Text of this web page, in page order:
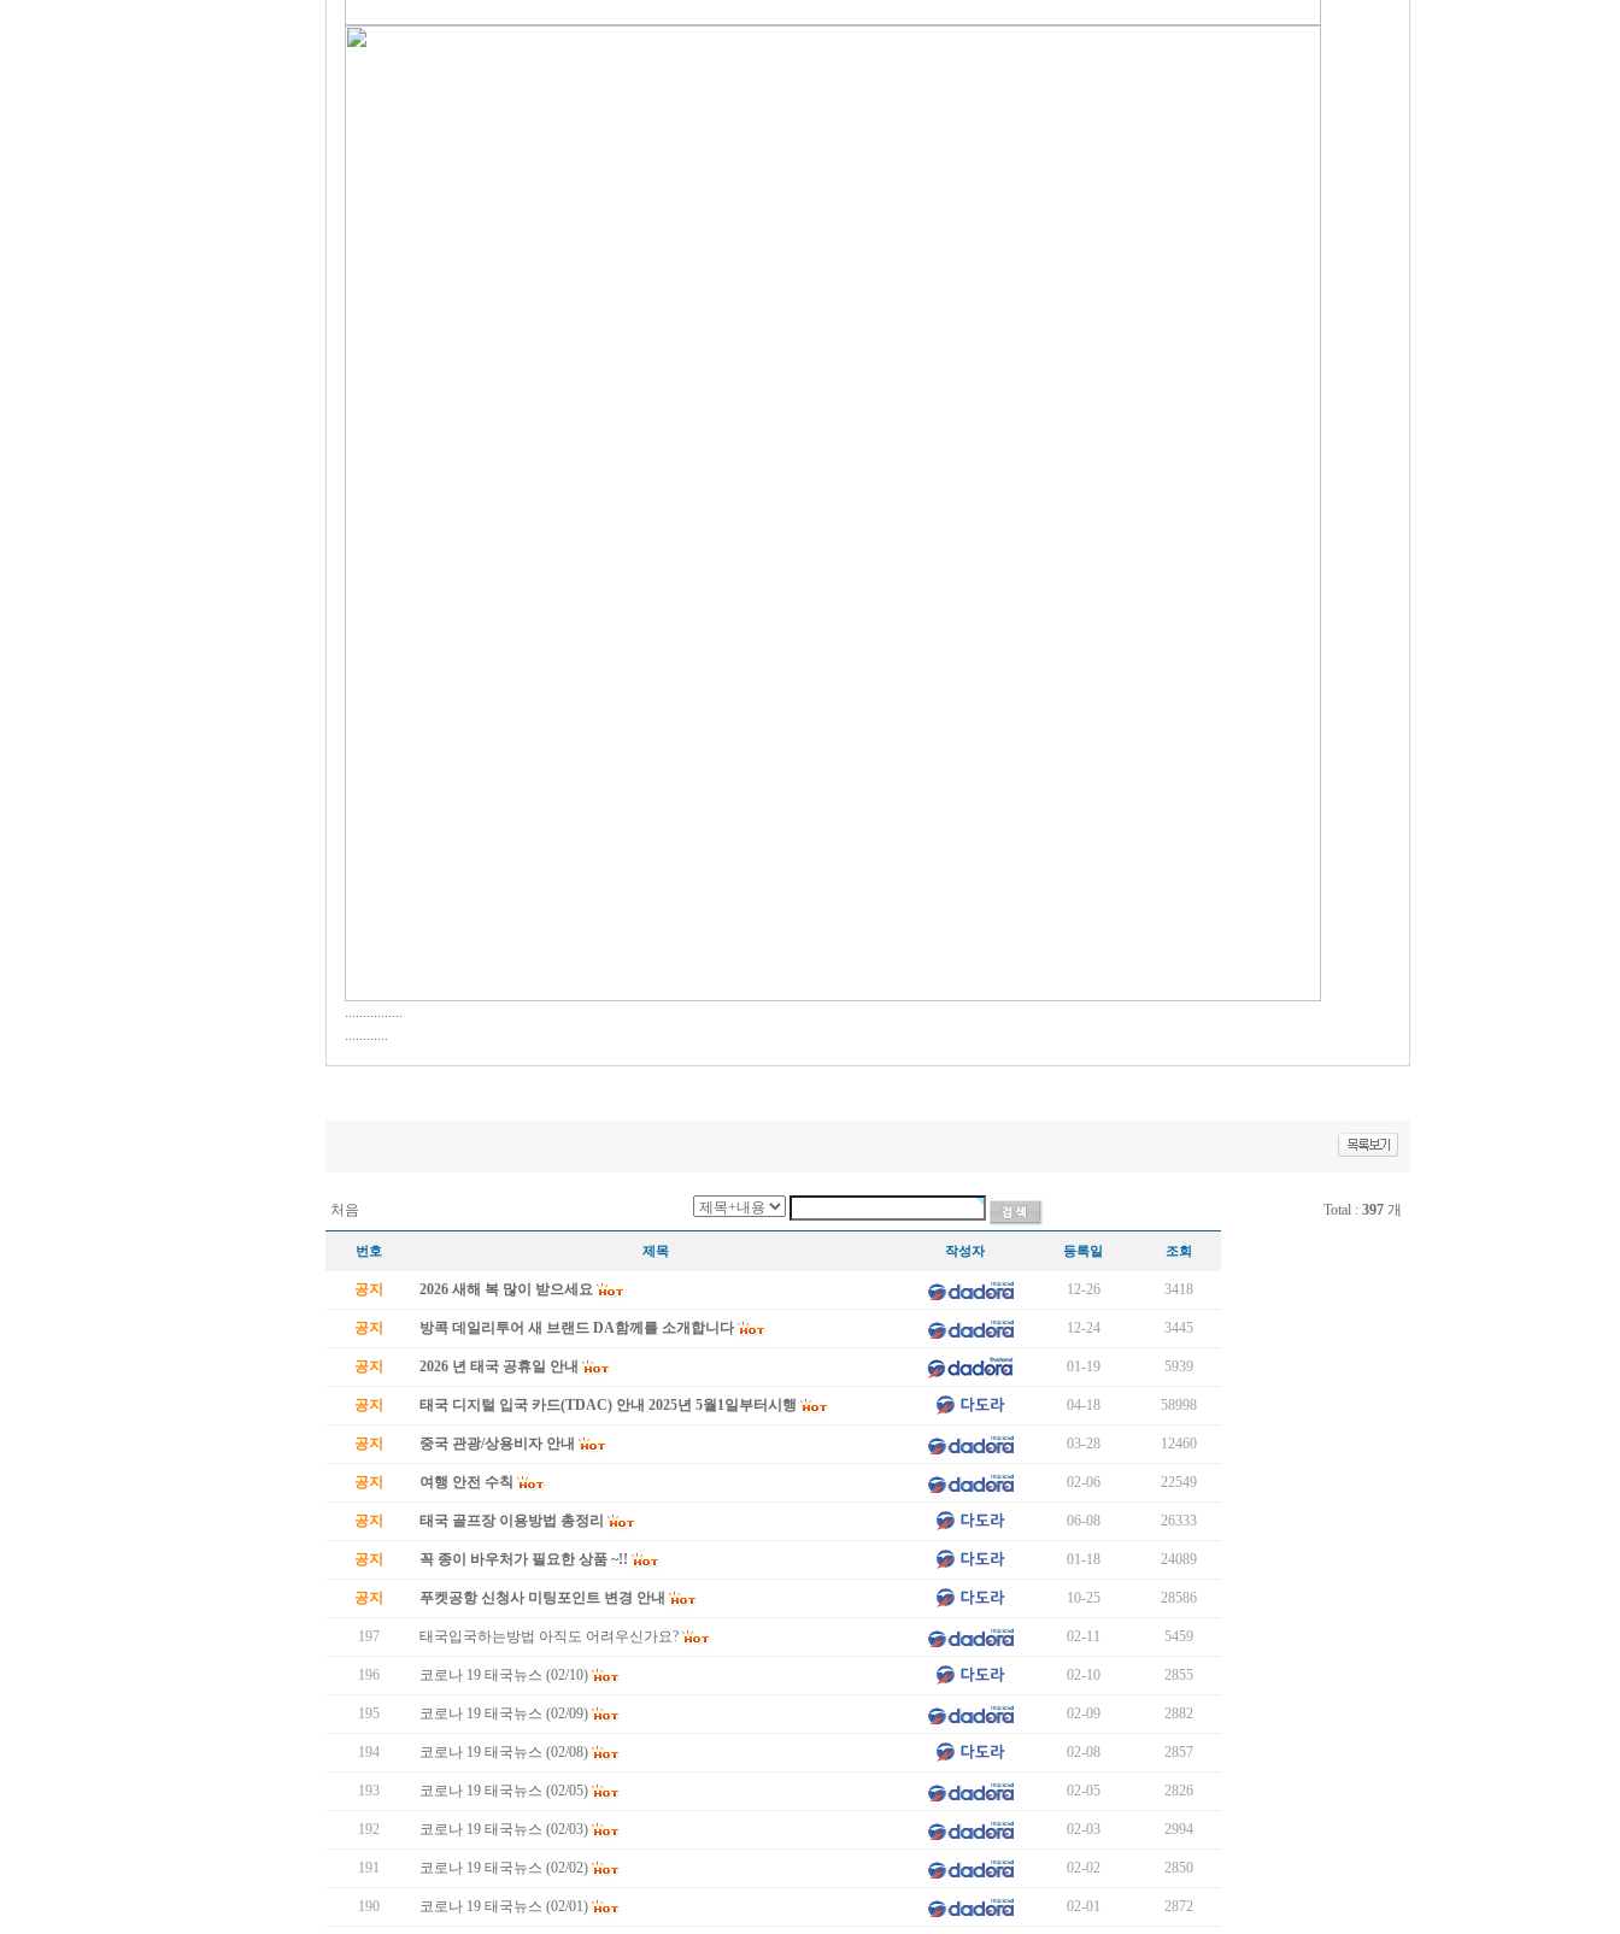
................
............
처음 Total : 397 개
번호 제목 작성자 등록일 조회
공지 2026 새해 복 많이 받으세요 12-26 3418
공지 방콕 데일리투어 새 브랜드 DA함께를 소개합니다 12-24 3445
공지 2026 년 태국 공휴일 안내 01-19 5939
공지 태국 디지털 입국 카드(TDAC) 안내 2025년 5월1일부터시행 04-18 58998
공지 중국 관광/상용비자 안내 03-28 12460
공지 여행 안전 수칙 02-06 22549
공지 태국 골프장 이용방법 총정리 06-08 26333
공지 꼭 종이 바우처가 필요한 상품 ~!! 01-18 24089
공지 푸켓공항 신청사 미팅포인트 변경 안내 10-25 28586
197 태국입국하는방법 아직도 어려우신가요? 02-11 5459
196 코로나 19 태국뉴스 (02/10) 02-10 2855
195 코로나 19 태국뉴스 (02/09) 02-09 2882
194 코로나 19 태국뉴스 (02/08) 02-08 2857
193 코로나 19 태국뉴스 (02/05) 02-05 2826
192 코로나 19 태국뉴스 (02/03) 02-03 2994
191 코로나 19 태국뉴스 (02/02) 02-02 2850
190 코로나 19 태국뉴스 (02/01) 02-01 2872